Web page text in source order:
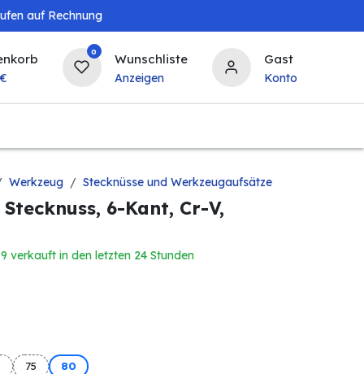
auf Rechnung
€
0 Wunschliste
Anzeigen
Gast
Konto
Werkzeug Stecknüsse und Werkzeugaufsätze
6-Kant, Cr-V,
9 verkauft in den letzten 24 Stunden
75 80